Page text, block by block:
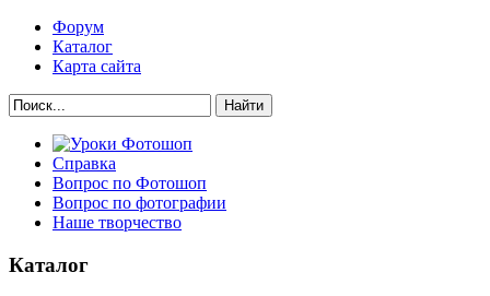
Форум
Каталог
Карта сайта
Найти
Справка
Вопрос по Фотошоп
Вопрос по фотографии
Наше творчество
Каталог